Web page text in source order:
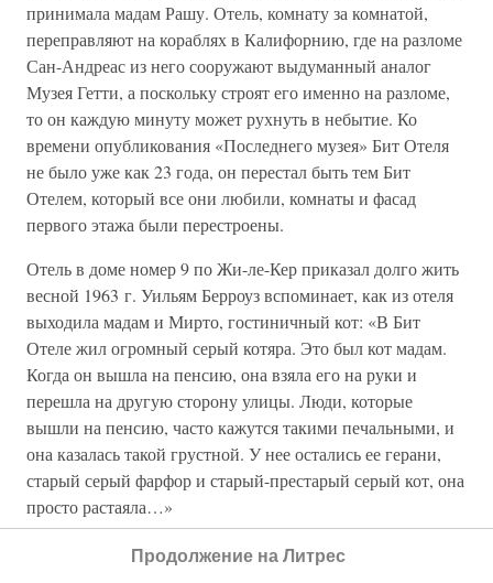
принимала мадам Рашу. Отель, комнату за комнатой,
переправляют на кораблях в Калифорнию, где на разломе
Сан-Андреас из него сооружают выдуманный аналог
Музея Гетти, а поскольку строят его именно на разломе,
то он каждую минуту может рухнуть в небытие. Ко
времени опубликования «Последнего музея» Бит Отеля
не было уже как 23 года, он перестал быть тем Бит
Отелем, который все они любили, комнаты и фасад
первого этажа были перестроены.
Отель в доме номер 9 по Жи-ле-Кер приказал долго жить
весной 1963 г. Уильям Берроуз вспоминает, как из отеля
выходила мадам и Мирто, гостиничный кот: «В Бит
Отеле жил огромный серый котяра. Это был кот мадам.
Когда он вышла на пенсию, она взяла его на руки и
перешла на другую сторону улицы. Люди, которые
вышли на пенсию, часто кажутся такими печальными, и
она казалась такой грустной. У нее остались ее герани,
старый серый фарфор и старый-престарый серый кот, она
просто растаяла…»
Продолжение на Литрес